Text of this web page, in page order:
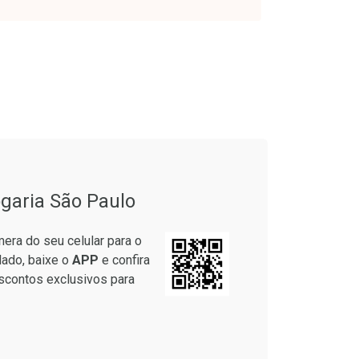
cada
cada
Por R$ 20,24/cada
Por R$ 20,24/cada
São Paulo
do seu celular para o
baixe o APP e confira
exclusivos para